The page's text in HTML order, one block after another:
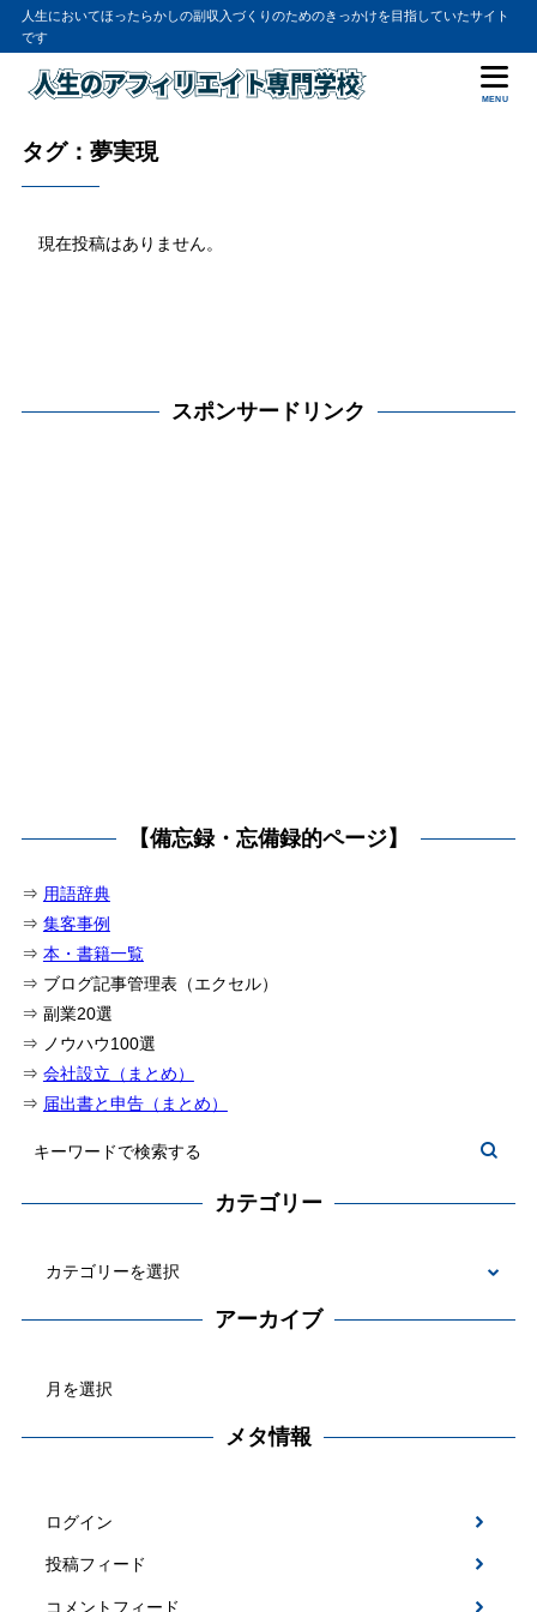
人生においてほったらかしの副収入づくりのためのきっかけを目指していたサイト
です
MENU
タグ：夢実現
現在投稿はありません。
スポンサードリンク
【備忘録・忘備録的ページ】
⇒ 用語辞典
⇒ 集客事例
⇒ 本・書籍一覧
⇒ ブログ記事管理表（エクセル）
⇒ 副業20選
⇒ ノウハウ100選
⇒ 会社設立（まとめ）
⇒ 届出書と申告（まとめ）
カテゴリー
テ
アーカイブ
カ
メタ情報
ログイン
投稿フィード
コメントフィード